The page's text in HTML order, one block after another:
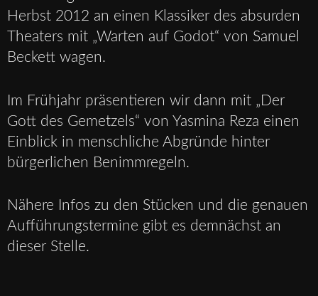
Herbst 2012 an einen Klassiker des absurden
Theaters mit „Warten auf Godot“ von Samuel
Beckett wagen.
Im Frühjahr präsentieren wir dann mit „Der
Gott des Gemetzels“ von Yasmina Reza einen
Einblick in menschliche Abgründe hinter
bürgerlichen Benimmregeln.
Nähere Infos zu den Stücken und die genauen
Aufführungstermine gibt es demnächst an
dieser Stelle.